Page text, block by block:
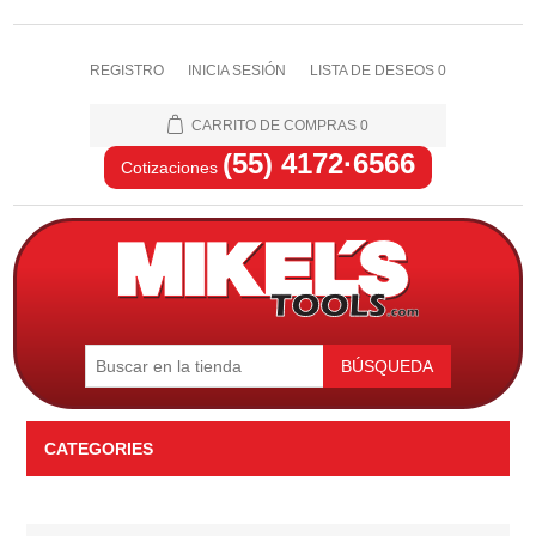
REGISTRO INICIA SESIÓN LISTA DE DESEOS 0
CARRITO DE COMPRAS 0
Cotizaciones (55) 4172·6566
BÚSQUEDA
CATEGORIES